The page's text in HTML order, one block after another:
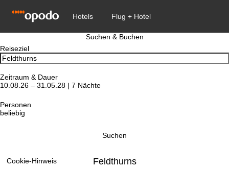
Cookie-Hinweis
Suchen & Buchen
Reiseziel
Zeitraum & Dauer
10.08.26 – 31.05.28 | 7 Nächte
Personen
beliebig
Suchen
Feldthurns